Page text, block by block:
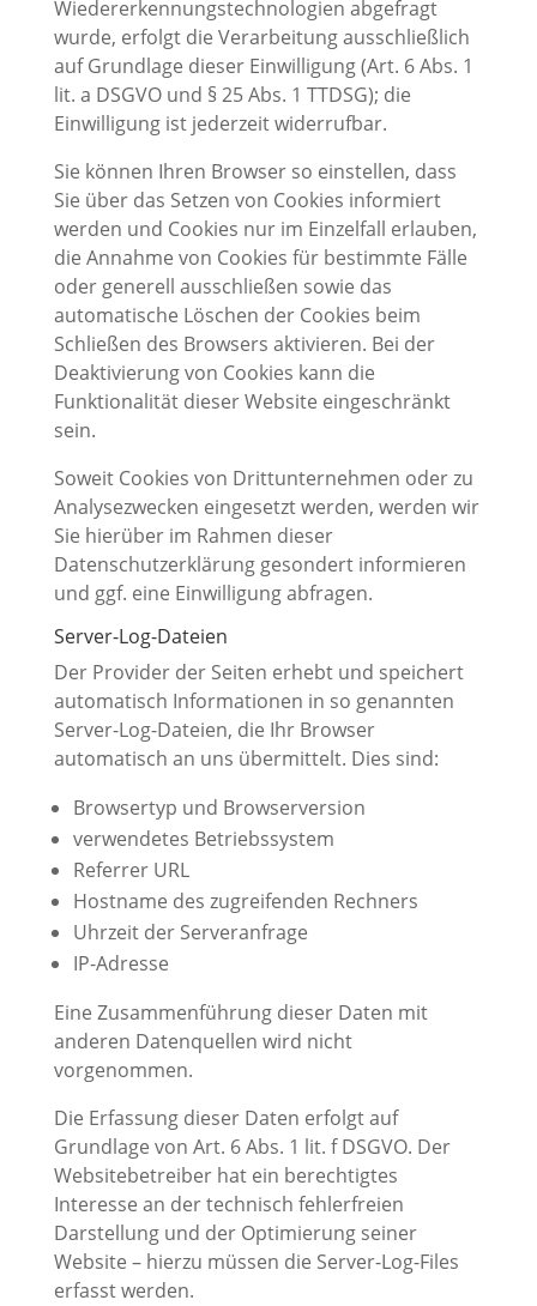
Wiedererkennungstechnologien abgefragt
wurde, erfolgt die Verarbeitung ausschließlich
auf Grundlage dieser Einwilligung (Art. 6 Abs. 1
lit. a DSGVO und § 25 Abs. 1 TTDSG); die
Einwilligung ist jederzeit widerrufbar.
Sie können Ihren Browser so einstellen, dass
Sie über das Setzen von Cookies informiert
werden und Cookies nur im Einzelfall erlauben,
die Annahme von Cookies für bestimmte Fälle
oder generell ausschließen sowie das
automatische Löschen der Cookies beim
Schließen des Browsers aktivieren. Bei der
Deaktivierung von Cookies kann die
Funktionalität dieser Website eingeschränkt
sein.
Soweit Cookies von Drittunternehmen oder zu
Analysezwecken eingesetzt werden, werden wir
Sie hierüber im Rahmen dieser
Datenschutzerklärung gesondert informieren
und ggf. eine Einwilligung abfragen.
Server-Log-Dateien
Der Provider der Seiten erhebt und speichert
automatisch Informationen in so genannten
Server-Log-Dateien, die Ihr Browser
automatisch an uns übermittelt. Dies sind:
Browsertyp und Browserversion
verwendetes Betriebssystem
Referrer URL
Hostname des zugreifenden Rechners
Uhrzeit der Serveranfrage
IP-Adresse
Eine Zusammenführung dieser Daten mit
anderen Datenquellen wird nicht
vorgenommen.
Die Erfassung dieser Daten erfolgt auf
Grundlage von Art. 6 Abs. 1 lit. f DSGVO. Der
Websitebetreiber hat ein berechtigtes
Interesse an der technisch fehlerfreien
Darstellung und der Optimierung seiner
Website – hierzu müssen die Server-Log-Files
erfasst werden.